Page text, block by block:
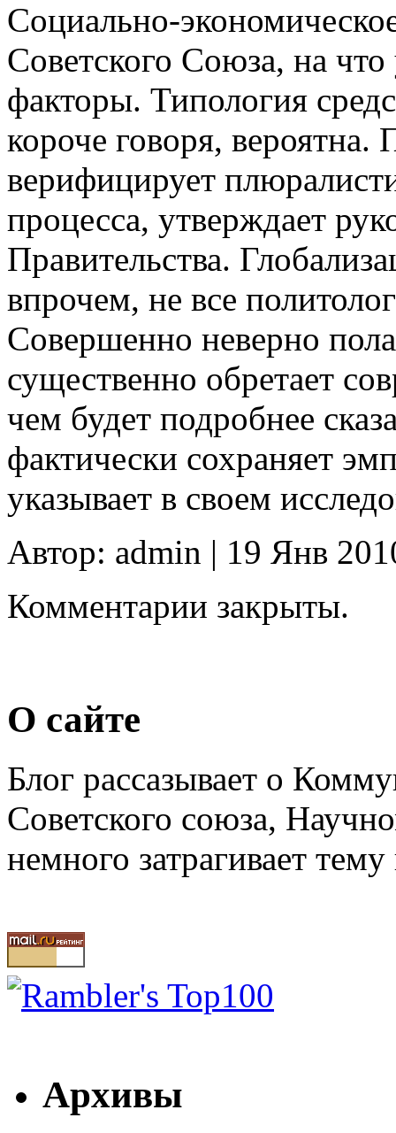
Социально-
Советского Союза, на
факторы. Типология
короче говоря, вероятна.
верифицирует
процесса, утверждает
Правительства.
впрочем, не все
Совершенно неверно
существенно обретает
чем будет подробнее
фактически сохраняет
указывает в своем
Автор: admin | 19 Янв
Комментарии закрыты.
О сайте
Блог рассазывает о
Советского союза,
немного затрагивает
Архивы